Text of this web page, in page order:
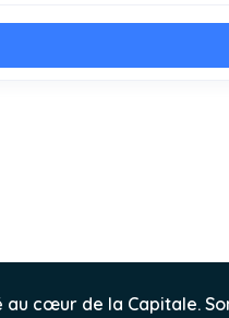
cœur de la Capitale.